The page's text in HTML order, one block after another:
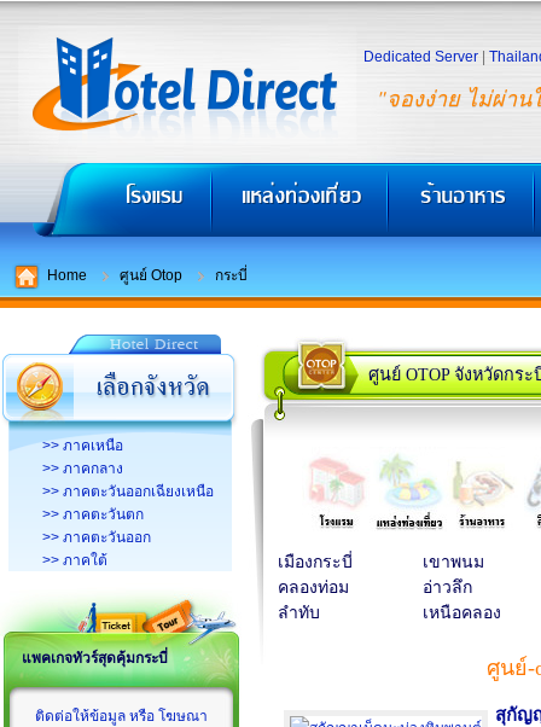
"จองง่าย ไม่ผ่าน
Dedicated Server
Home ศูนย์ Otop กระบี่
>> ภาคเหนือ
>> ภาคกลาง
>> ภาคตะวันออกเฉียงเหนือ
>> ภาคตะวันตก
>> ภาคตะวันออก
>> ภาคใต้
แพคเกจทัวร์สุดคุ้มกระบี่
ติดต่อให้ข้อมูล หรือ โฆษณา
ศูนย์ OTOP จังหวัดกระ
เมืองกระบี่
เขาพนม
คลองท่อม
อ่าวลึก
ลำทับ
เหนือคลอง
ศูนย์-
สุกัญ